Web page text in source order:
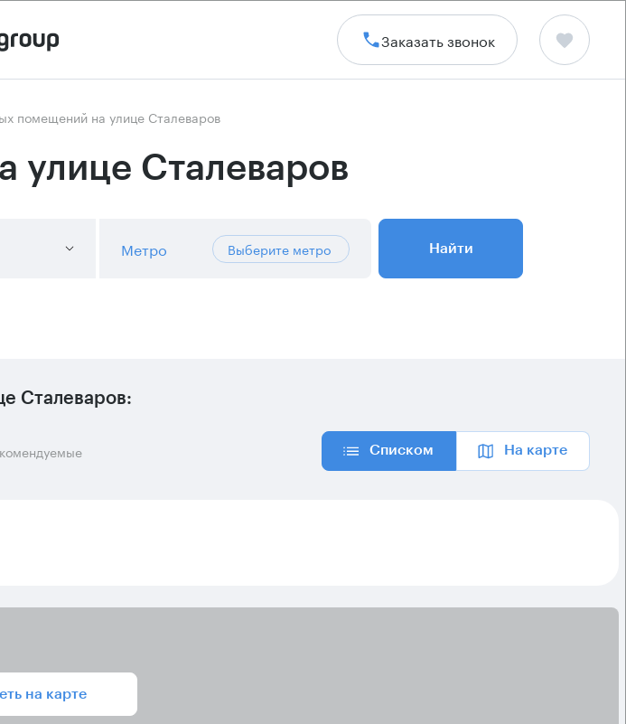
Заказать звонок
помещений на улице Сталеваров
улице Сталеваров
Метро Выберите метро Найти
Сталеваров:
Списком На карте
на карте